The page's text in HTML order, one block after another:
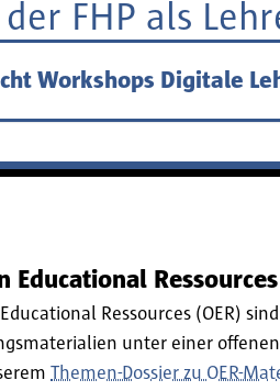
FHP als
Workshops Digitale
Educational Ressources
Ressources (OER)
unter einer offenen
Themen-Dossier zu OER-